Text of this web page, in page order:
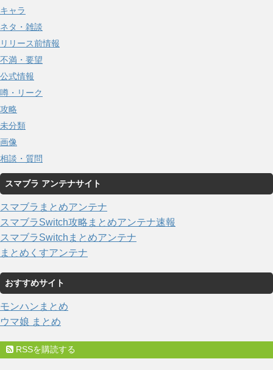
キャラ
ネタ・雑談
リリース前情報
不満・要望
公式情報
噂・リーク
攻略
未分類
画像
相談・質問
スマブラ アンテナサイト
スマブラまとめアンテナ
スマブラSwitch攻略まとめアンテナ速報
スマブラSwitchまとめアンテナ
まとめくすアンテナ
おすすめサイト
モンハンまとめ
ウマ娘 まとめ
RSSを購読する